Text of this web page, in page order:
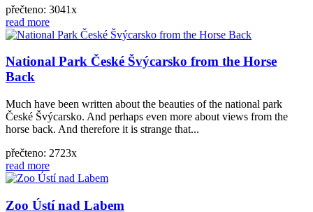
přečteno: 3041x
read more
National Park České Švýcarsko from the Horse
Back
Much have been written about the beauties of the national park
České Švýcarsko. And perhaps even more about views from the
horse back. And therefore it is strange that...
přečteno: 2723x
read more
Zoo Ústí nad Labem